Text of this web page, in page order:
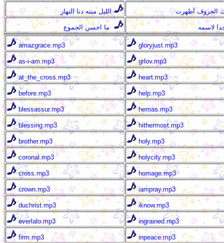
الليل منته دنا النهار الحروف أظهرت
amazgrace.mp3 gloryjust.mp3
as-i-am.mp3 grlov.mp3
at_the_cross.mp3 heart.mp3
before.mp3 help.mp3
blessassur.mp3 hemas.mp3
blessing.mp3 hithermost.mp3
brother.mp3 holy.mp3
coronal.mp3 holycity.mp3
cross.mp3 homage.mp3
crown.mp3 iampray.mp3
duchrist.mp3 iknow.mp3
everlalo.mp3 ingrained.mp3
firm.mp3 inpeace.mp3